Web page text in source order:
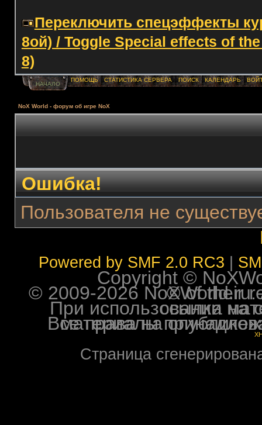
Переключить спецэффекты
8ой) / Toggle Special effects of
8)
НАЧАЛО
ПОМОЩЬ СТАТИСТИКА СЕРВЕРА ПОИСК КАЛЕНДАРЬ
NoX World - форум об игре NoX
Ошибка!
Пользователя не
Powered by SMF 2.0 RC3
Copyright ©
© 2009-2026 NoXWorld.ru. All
При использовании
Все права на опубликованные на форуме
Страница